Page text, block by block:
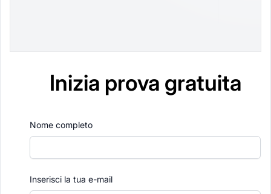
Inizia prova gratuita
Nome completo
Inserisci la tua e-mail